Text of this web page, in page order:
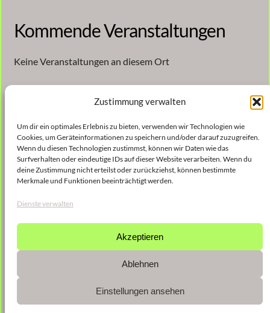
Zustimmung verwalten
Um dir ein optimales Erlebnis zu bieten, verwenden wir Technologien wie
Cookies, um Geräteinformationen zu speichern und/oder darauf zuzugreifen.
Wenn du diesen Technologien zustimmst, können wir Daten wie das
Surfverhalten oder eindeutige IDs auf dieser Website verarbeiten. Wenn du
deine Zustimmung nicht erteilst oder zurückziehst, können bestimmte
Merkmale und Funktionen beeinträchtigt werden.
Dienste verwalten
Akzeptieren
Ablehnen
Einstellungen ansehen
Kommende Veranstaltungen
Keine Veranstaltungen an diesem Ort
Veröffentlicht 30. Oktober 2024 in